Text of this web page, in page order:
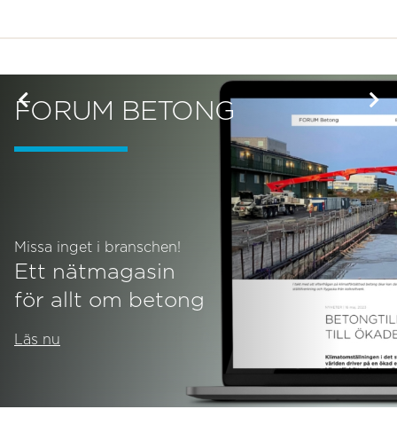
FORUM BETONG
Missa inget i branschen!
Ett nätmagasin
för allt om betong
Läs nu